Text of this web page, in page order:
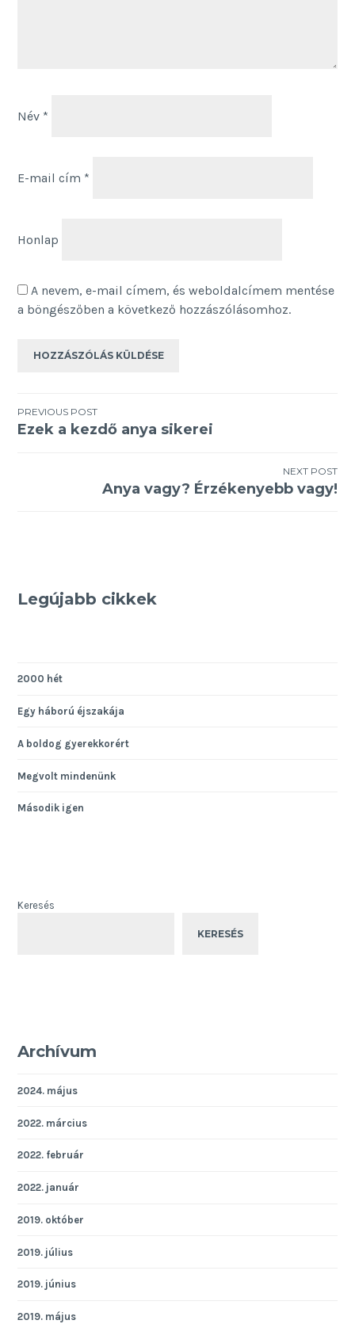
Név *
E-mail cím *
Honlap
A nevem, e-mail címem, és weboldalcímem mentése
a böngészőben a következő hozzászólásomhoz.
Bejegyzés
PREVIOUS POST
Ezek a kezdő anya sikerei
NEXT POST
Anya vagy? Érzékenyebb vagy!
Legújabb cikkek
2000 hét
Egy háború éjszakája
A boldog gyerekkorért
Megvolt mindenünk
Második igen
Keresés
KERESÉS
Archívum
2024. május
2022. március
2022. február
2022. január
2019. október
2019. július
2019. június
2019. május